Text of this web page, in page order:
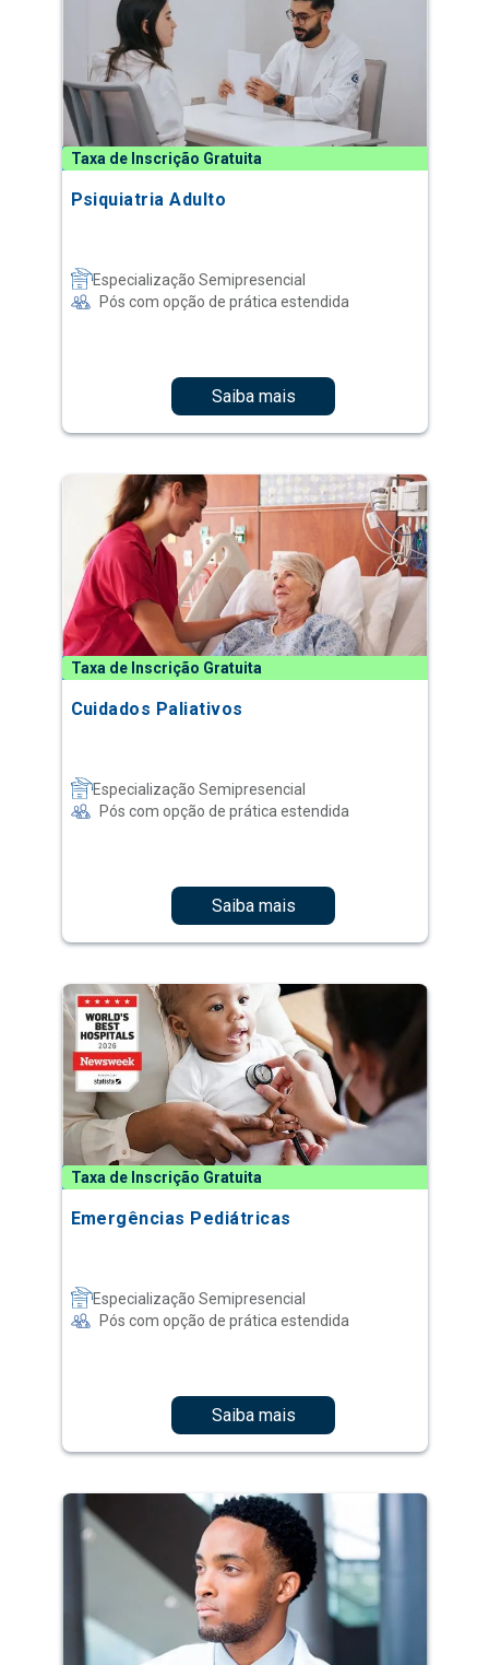
Taxa de Inscrição Gratuita
Psiquiatria Adulto
Especialização Semipresencial
Pós com opção de prática estendida
Saiba mais
Taxa de Inscrição Gratuita
Cuidados Paliativos
Especialização Semipresencial
Pós com opção de prática estendida
Saiba mais
Taxa de Inscrição Gratuita
Emergências Pediátricas
Especialização Semipresencial
Pós com opção de prática estendida
Saiba mais